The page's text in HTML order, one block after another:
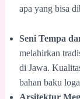
apa yang bisa
Seni Tempa
melahirkan
di Jawa.
bahan baku
Arsitektur